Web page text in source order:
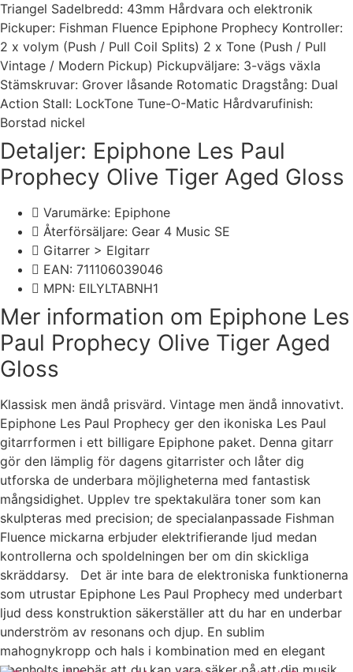
Triangel Sadelbredd: 43mm Hårdvara och elektronik
Pickuper: Fishman Fluence Epiphone Prophecy Kontroller:
2 x volym (Push / Pull Coil Splits) 2 x Tone (Push / Pull
Vintage / Modern Pickup) Pickupväljare: 3-vägs växla
Stämskruvar: Grover låsande Rotomatic Dragstång: Dual
Action Stall: LockTone Tune-O-Matic Hårdvarufinish:
Borstad nickel
Detaljer: Epiphone Les Paul
Prophecy Olive Tiger Aged Gloss
Varumärke: Epiphone
Återförsäljare: Gear 4 Music SE
Gitarrer > Elgitarr
EAN: 711106039046
MPN: EILYLTABNH1
Mer information om Epiphone Les
Paul Prophecy Olive Tiger Aged
Gloss
Klassisk men ändå prisvärd. Vintage men ändå innovativt.
Epiphone Les Paul Prophecy ger den ikoniska Les Paul
gitarrformen i ett billigare Epiphone paket. Denna gitarr
gör den lämplig för dagens gitarrister och låter dig
utforska de underbara möjligheterna med fantastisk
mångsidighet. Upplev tre spektakulära toner som kan
skulpteras med precision; de specialanpassade Fishman
Fluence mickarna erbjuder elektrifierande ljud medan
kontrollerna och spoldelningen ber om din skickliga
skräddarsy. Det är inte bara de elektroniska funktionerna
som utrustar Epiphone Les Paul Prophecy med underbart
ljud dess konstruktion säkerställer att du har en underbar
underström av resonans och djup. En sublim
mahognykropp och hals i kombination med en elegant